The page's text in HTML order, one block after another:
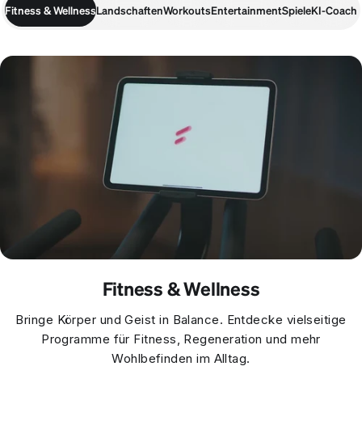
Fitness & WellnessLandschaftenWorkoutsEntertainmentSpieleKI-Coach
Fitness & Wellness
Fitness & Wellness
Bringe Körper und Geist in Balance. Entdecke vielseitige
Programme für Fitness, Regeneration und mehr
Wohlbefinden im Alltag.